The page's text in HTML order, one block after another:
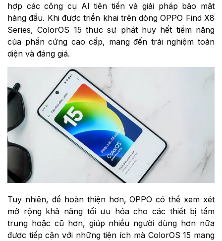
hợp các công cụ AI tiên tiến và giải pháp bảo mật
hàng đầu. Khi được triển khai trên dòng OPPO Find X8
Series, ColorOS 15 thực sự phát huy hết tiềm năng
của phần cứng cao cấp, mang đến trải nghiệm toàn
diện và đáng giá.
Tuy nhiên, để hoàn thiện hơn, OPPO có thể xem xét
mở rộng khả năng tối ưu hóa cho các thiết bị tầm
trung hoặc cũ hơn, giúp nhiều người dùng hơn nữa
được tiếp cận với những tiện ích mà ColorOS 15 mang